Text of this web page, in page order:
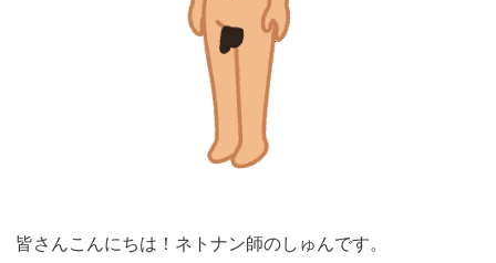
皆さんこんにちは！ネトナン師のしゅんです。